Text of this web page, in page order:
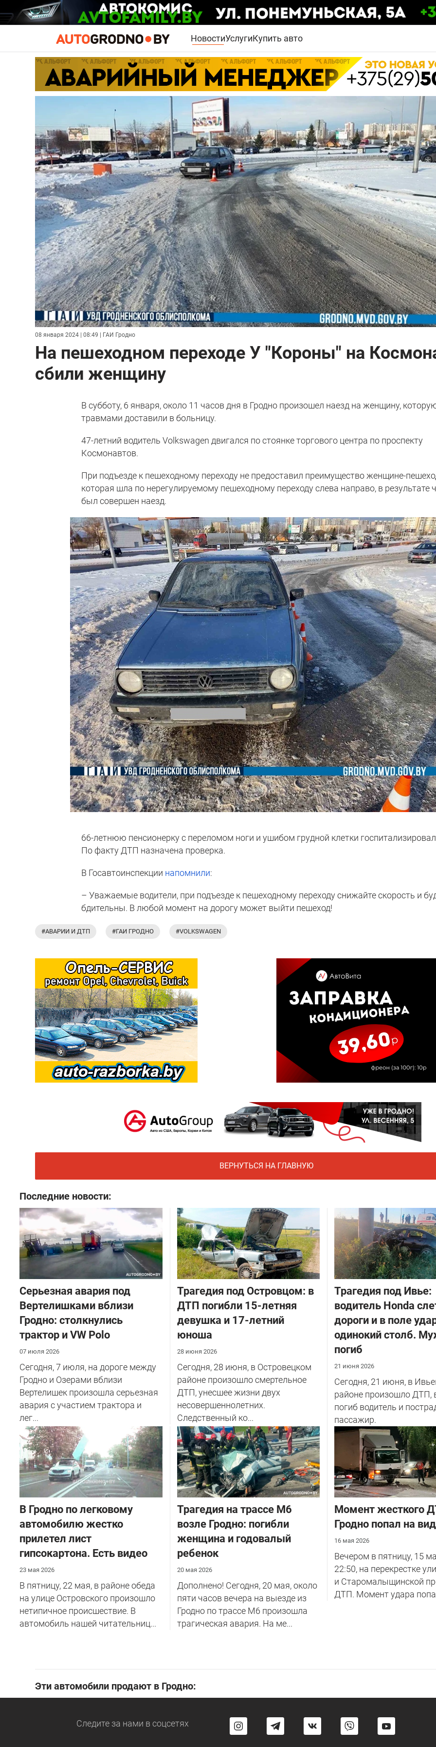
НовостиУслугиКупить авто
08 января 2024 | 08:49 | ГАИ Гродно
На пешеходном переходе У "Короны" на
сбили женщину
В субботу, 6 января, около 11 часов дня в Гродно произошел наезд на женщину,
травмами доставили в больницу.
47-летний водитель Volkswagen двигался по стоянке торгового центра по проспекту
Космонавтов.
При подъезде к пешеходному переходу не предоставил преимущество женщине-
которая шла по нерегулируемому пешеходному переходу слева направо, в результате
был совершен наезд.
66-летнюю пенсионерку с переломом ноги и ушибом грудной клетки
По факту ДТП назначена проверка.
В Госавтоинспекции напомнили:
– Уважаемые водители, при подъезде к пешеходному переходу снижайте скорость и
бдительны. В любой момент на дорогу может выйти пешеход!
#АВАРИИ И ДТП #ГАИ ГРОДНО #VOLKSWAGEN
ВЕРНУТЬСЯ НА ГЛАВНУЮ
Последние новости:
Серьезная авария под
Вертелишками вблизи
Гродно: столкнулись
трактор и VW Polo
07 июля 2026
Сегодня, 7 июля, на дороге между
Гродно и Озерами вблизи
Вертелишек произошла серьезная
авария с участием трактора и
лег...
Трагедия под Островцом: в
ДТП погибли 15-летняя
девушка и 17-летний
юноша
28 июня 2026
Сегодня, 28 июня, в Островецком
районе произошло смертельное
ДТП, унесшее жизни двух
несовершеннолетних.
Следственный ко...
Трагедия под Ивье:
водитель Honda
дороги и в поле
одинокий столб.
погиб
21 июня 2026
Сегодня, 21 июня, в
районе произошло ДТП,
погиб водитель и
пассажир.
В Гродно по легковому
автомобилю жестко
прилетел лист
гипсокартона. Есть видео
23 мая 2026
В пятницу, 22 мая, в районе обеда
на улице Островского произошло
нетипичное происшествие. В
автомобиль нашей читательниц...
Трагедия на трассе М6
возле Гродно: погибли
женщина и годовалый
ребенок
20 мая 2026
Дополнено! Сегодня, 20 мая, около
пяти часов вечера на выезде из
Гродно по трассе М6 произошла
трагическая авария. На ме...
Момент жесткого
Гродно попал на
16 мая 2026
Вечером в пятницу, 15
22:50, на перекрестке
и Старомалыщинской
ДТП. Момент удара
Эти автомобили продают в Гродно:
Следите за нами в соцсетях